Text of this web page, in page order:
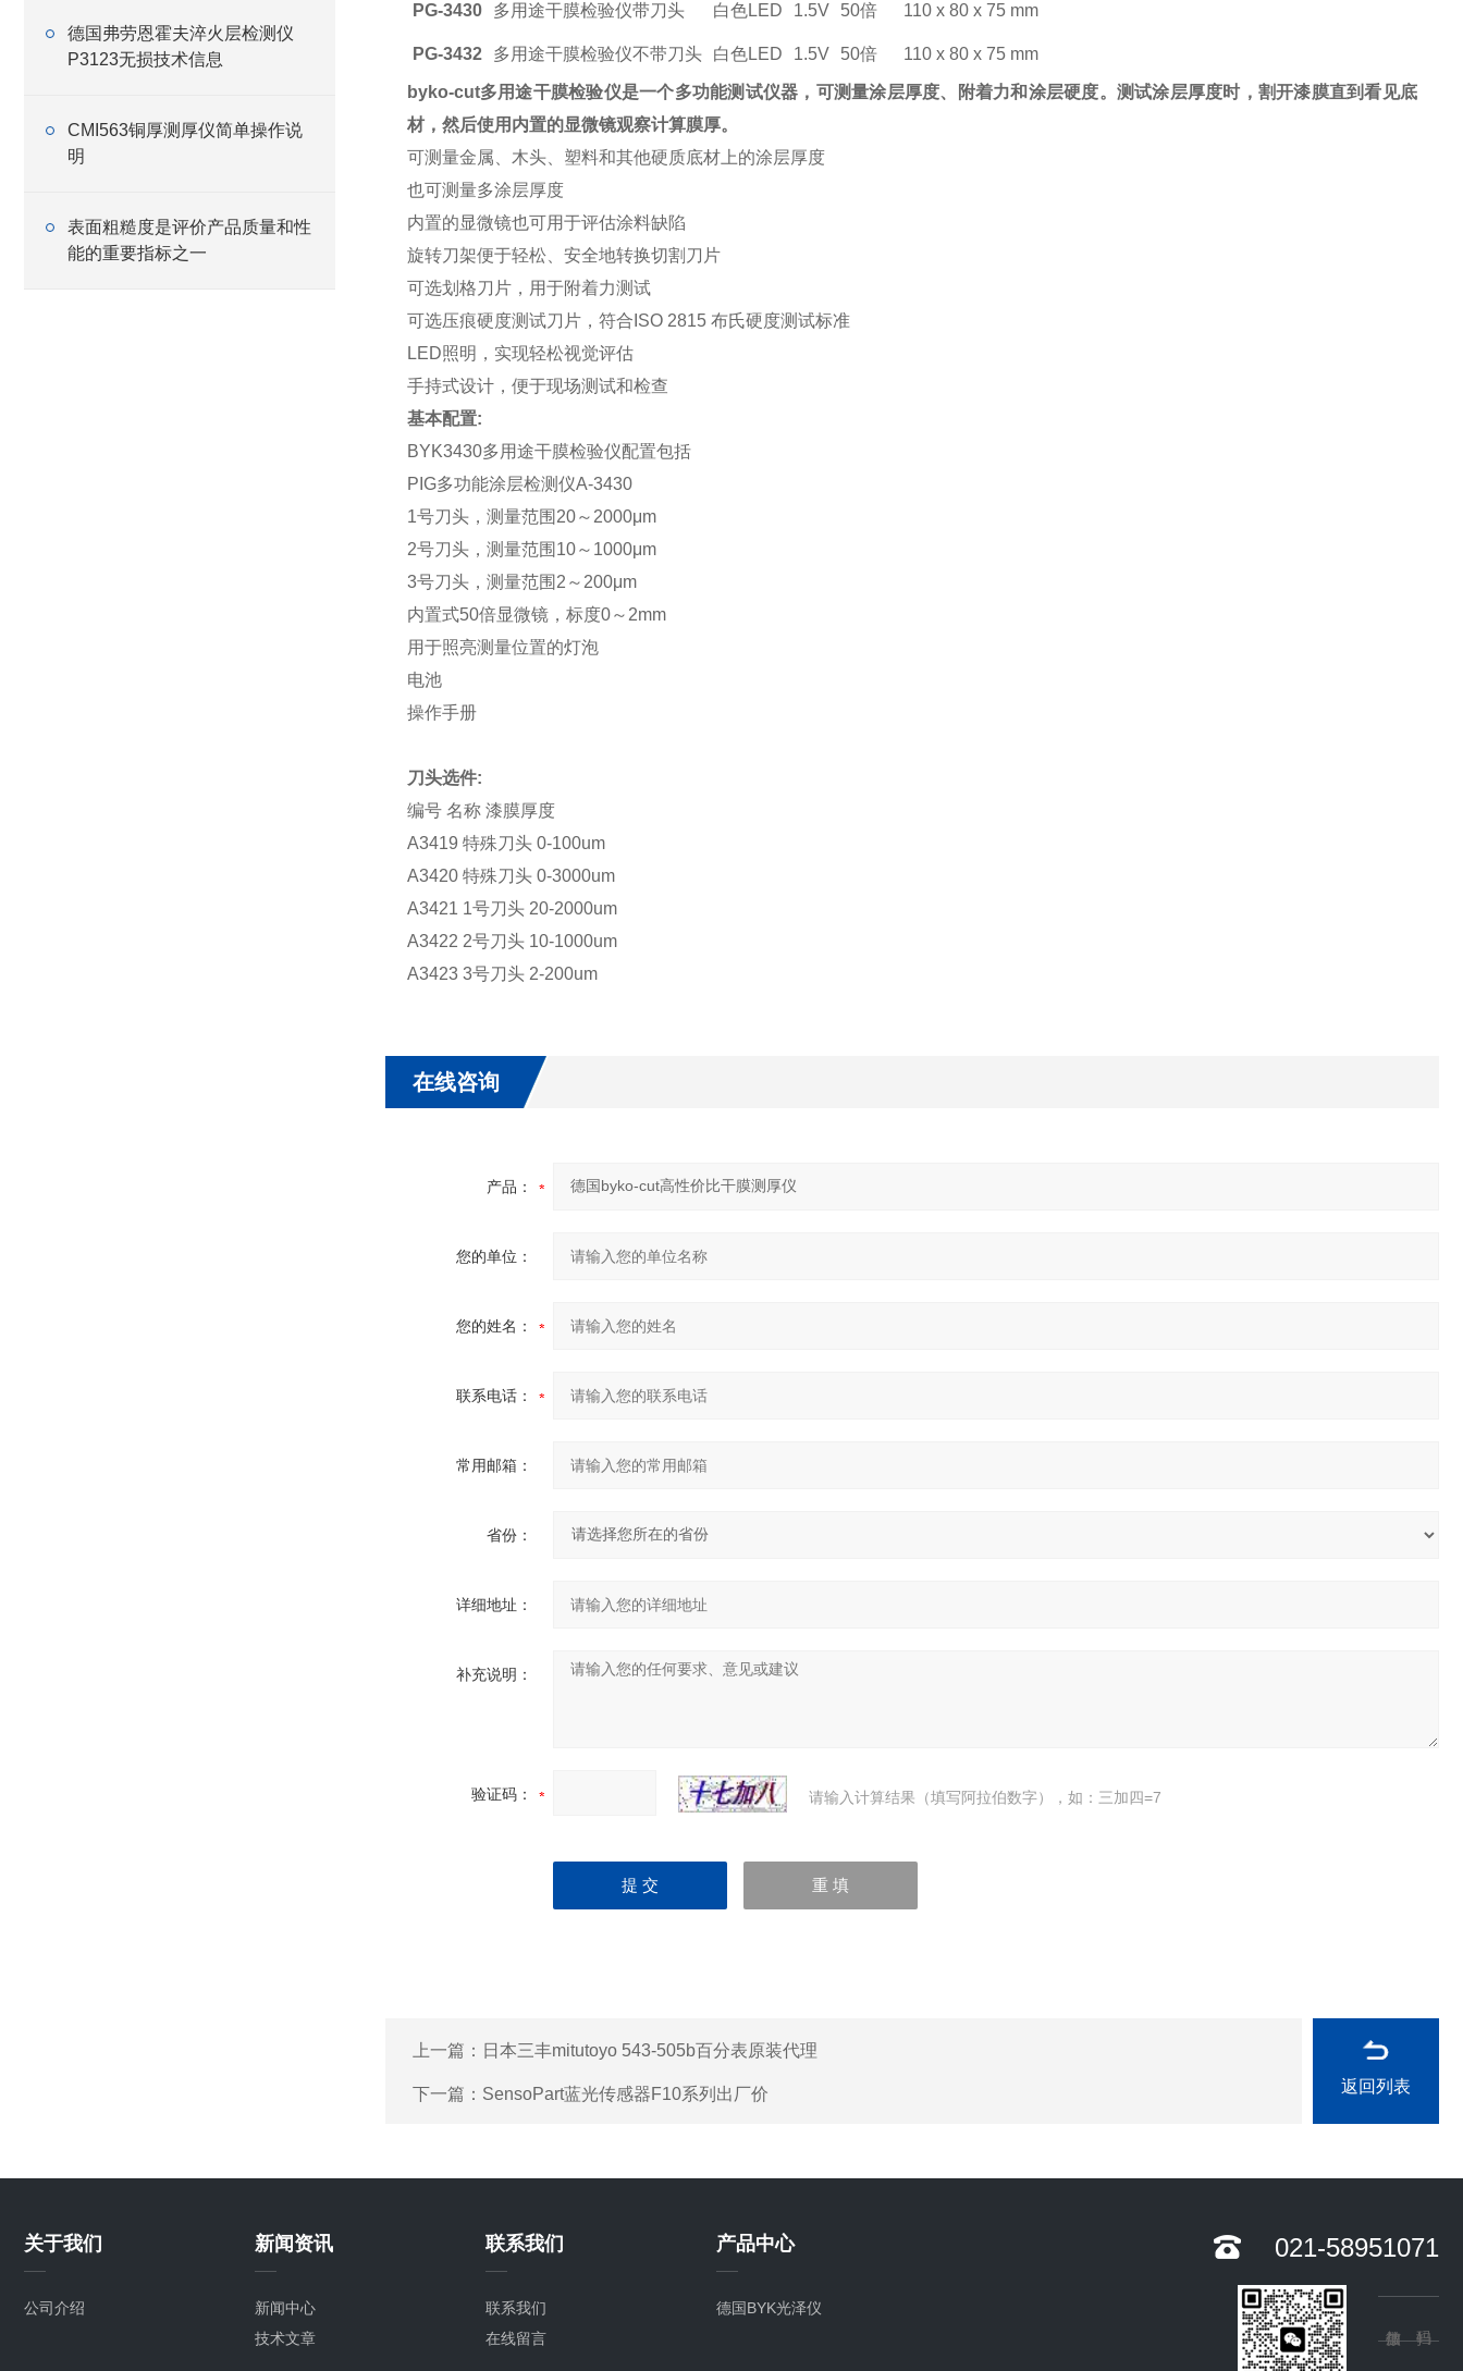
德国弗劳恩霍夫淬火层检测仪
P3123无损技术信息
CMI563铜厚测厚仪简单操作说
明
表面粗糙度是评价产品质量和性
能的重要指标之一
PG-3430 多用途干膜检验仪带刀头 白色LED 1.5V 50倍 110 x 80 x 75 mm
PG-3432 多用途干膜检验仪不带刀头 白色LED 1.5V 50倍 110 x 80 x 75 mm
byko-cut多用途干膜检验仪是一个多功能测试仪器，可测量涂层厚度、附着力和涂层硬度。测试涂层厚度时，割开漆膜直到看见底
材，然后使用内置的显微镜观察计算膜厚。
可测量金属、木头、塑料和其他硬质底材上的涂层厚度
也可测量多涂层厚度
内置的显微镜也可用于评估涂料缺陷
旋转刀架便于轻松、安全地转换切割刀片
可选划格刀片，用于附着力测试
可选压痕硬度测试刀片，符合ISO 2815 布氏硬度测试标准
LED照明，实现轻松视觉评估
手持式设计，便于现场测试和检查
基本配置:
BYK3430多用途干膜检验仪配置包括
PIG多功能涂层检测仪A-3430
1号刀头，测量范围20～2000μm
2号刀头，测量范围10～1000μm
3号刀头，测量范围2～200μm
内置式50倍显微镜，标度0～2mm
用于照亮测量位置的灯泡
电池
操作手册
刀头选件:
编号 名称 漆膜厚度
A3419 特殊刀头 0-100um
A3420 特殊刀头 0-3000um
A3421 1号刀头 20-2000um
A3422 2号刀头 10-1000um
A3423 3号刀头 2-200um
在线咨询
产品：
您的单位：
您的姓名：
联系电话：
常用邮箱：
省份：
详细地址：
补充说明：
验证码： 请输入计算结果（填写阿拉伯数字），如：三加四=7
上一篇： 日本三丰mitutoyo 543-505b百分表原装代理
下一篇： SensoPart蓝光传感器F10系列出厂价 返回列表
关于我们
公司介绍
新闻资讯
新闻中心
技术文章
联系我们
联系我们
在线留言
产品中心
德国BYK光泽仪
021-58951071